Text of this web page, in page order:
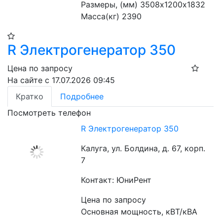
Размеры, (мм) 3508х1200х1832
Масса(кг) 2390
R Электрогенератор 350
Цена по запросу
На сайте с 17.07.2026 09:45
Кратко
Подробнее
Посмотреть телефон
R Электрогенератор 350
Калуга, ул. Болдина, д. 67, корп.
7
Контакт: ЮниРент
Цена по запросу
Основная мощность, кВТ/кВА